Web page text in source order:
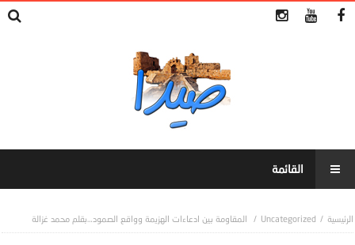
Uncategorized المقاومة بين ادعاءات الهزيمة وواقع الصمود…بقلم محمد غزالة